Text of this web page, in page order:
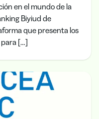
en el mundo de la
Biyiud de
que presenta los
para […]